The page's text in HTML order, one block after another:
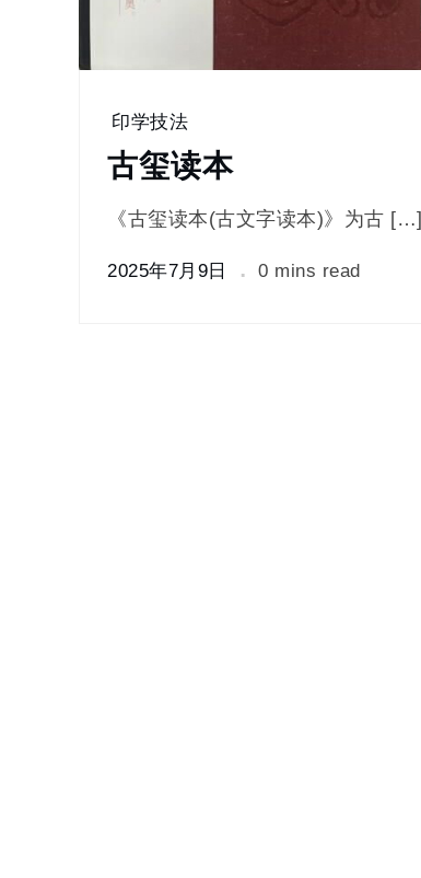
印学技法
古玺读本
《古玺读本(古文字读本)》为古 […]
2025年7月9日 0 mins read